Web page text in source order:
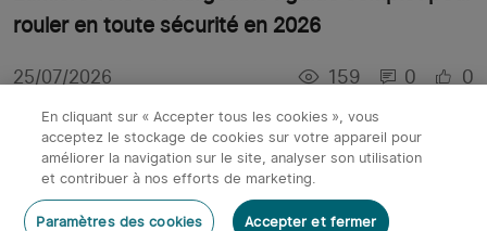
rouler en toute sécurité en 2026
25/07/2026 159 0 0
En cliquant sur « Accepter tous les cookies », vous
acceptez le stockage de cookies sur votre appareil pour
améliorer la navigation sur le site, analyser son utilisation
et contribuer à nos efforts de marketing.
Paramètres des cookies Accepter et fermer